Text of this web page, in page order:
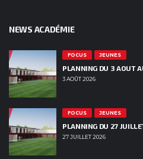
NEWS ACADÉMIE
FOCUS JEUNES
PLANNING DU 3 AOUT
3 AOÛT 2026
FOCUS JEUNES
PLANNING DU 27
27 JUILLET 2026